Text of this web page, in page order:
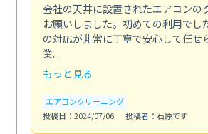
会社の天井に設置されたエアコンの
お願いしました。初めての利用でし
の対応が非常に丁寧で安心して任せ
業...
もっと見る
エアコンクリーニング
投稿日：2024/07/06
投稿者：石原です